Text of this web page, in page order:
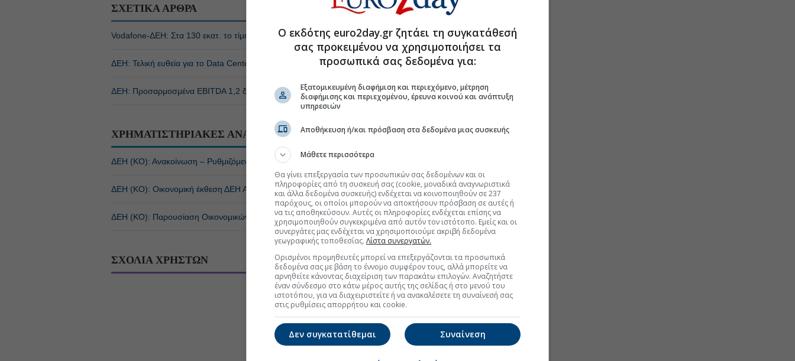
ΣΧΕΤΙΚΑ ΑΡΘΡΑ Περισσότερα για τη Μετοχή
Vodafone-ΔΕΗ: Στα 130 εκατ. το τίμημα για την κοινή εταιρεία οπτικών ινών (08:05 06/08/2026)
ΔΕΗ: Τελική ευθεία για το Data Center, το σενάριο για 1 GW (07:32 06/08/2026)
ΔΕΗ: Προσαρμοσμένα EBITDA 1,2 δισ. ευρώ στο εξάμηνο (17:38 05/08/2026)
ΧΡΗΜΑΤΙΣΤΗΡΙΑΚΕΣ ΑΝΑΚΟΙΝΩΣΕΙΣ Περισσότερα για τη Μετοχή
ΔΕΗ (ΚΟ): Ανακοίνωση – Ρυθμιζόμενη πληροφορία
ΔΕΗ (ΚΟ): Οικονομική έκθεση ΔΕΗ Α.Ε. (2026,Εξαμηνιαία,Ενοποιημένη) (19:31 05/08/2026)
ΔΕΗ (ΚΟ): Παρουσίαση Οικονομικών Αποτελεσμάτων Α’ εξαμήνου 2026 (19:31 05/08/2026)
ΣΧΟΛΙΑ ΧΡΗΣΤΩΝ
Ο εκδότης euro2day.gr ζητάει τη συγκατάθεσή
σας προκειμένου να χρησιμοποιήσει τα
προσωπικά σας δεδομένα για:
Εξατομικευμένη διαφήμιση και περιεχόμενο, μέτρηση
διαφήμισης και περιεχομένου, έρευνα κοινού και ανάπτυξη
υπηρεσιών
Αποθήκευση ή/και πρόσβαση στα δεδομένα μιας συσκευής
Μάθετε περισσότερα
Θα γίνει επεξεργασία των προσωπικών σας δεδομένων και οι
πληροφορίες από τη συσκευή σας (cookie, μοναδικά αναγνωριστικά
και άλλα δεδομένα συσκευής) ενδέχεται να κοινοποιηθούν σε 237
παρόχους, οι οποίοι μπορούν να αποκτήσουν πρόσβαση σε αυτές ή
να τις αποθηκεύσουν. Αυτές οι πληροφορίες ενδέχεται επίσης να
χρησιμοποιηθούν συγκεκριμένα από αυτόν τον ιστότοπο. Εμείς και οι
συνεργάτες μας ενδέχεται να χρησιμοποιούμε ακριβή δεδομένα
γεωγραφικής τοποθεσίας. Λίστα συνεργατών.
Ορισμένοι προμηθευτές μπορεί να επεξεργάζονται τα προσωπικά
δεδομένα σας με βάση το έννομο συμφέρον τους, αλλά μπορείτε να
αρνηθείτε κάνοντας διαχείριση των παρακάτω επιλογών. Αναζητήστε
έναν σύνδεσμο στο κάτω μέρος αυτής της σελίδας ή στο μενού του
ιστοτόπου, για να διαχειριστείτε ή να ανακαλέσετε τη συναίνεσή σας
στις ρυθμίσεις απορρήτου και cookie.
Συναίνεση
Δεν συγκατατίθεμαι